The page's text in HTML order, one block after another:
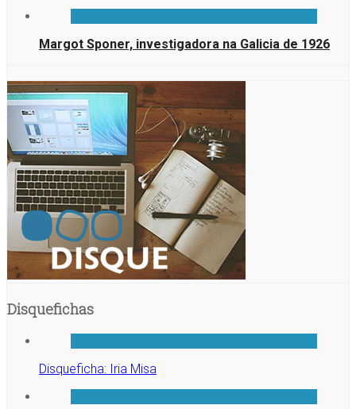
Margot Sponer, investigadora na Galicia de 1926
Disquefichas
Disqueficha: Iria Misa